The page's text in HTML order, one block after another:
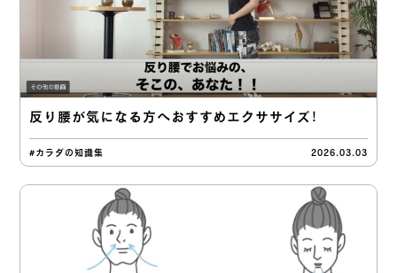
反り腰が気になる方へおすすめエクササイズ！
#カラダの知識集 2026.03.03